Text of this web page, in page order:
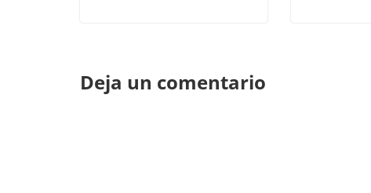
Deja un comentario